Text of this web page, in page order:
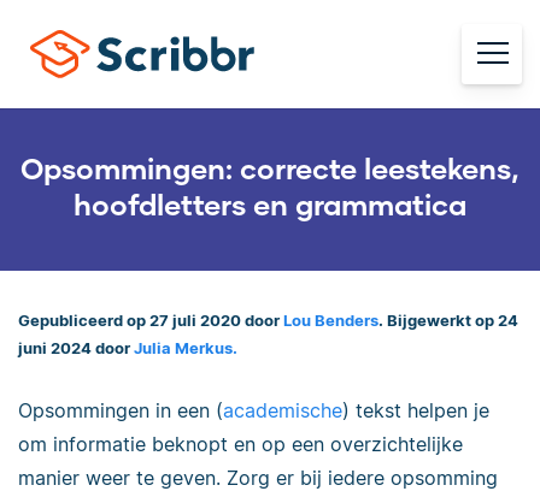
Opsommingen: correcte leestekens,
hoofdletters en grammatica
Gepubliceerd op 27 juli 2020 door Lou Benders. Bijgewerkt op 24
juni 2024 door Julia Merkus.
Opsommingen in een (academische) tekst helpen je
om informatie beknopt en op een overzichtelijke
manier weer te geven. Zorg er bij iedere opsomming